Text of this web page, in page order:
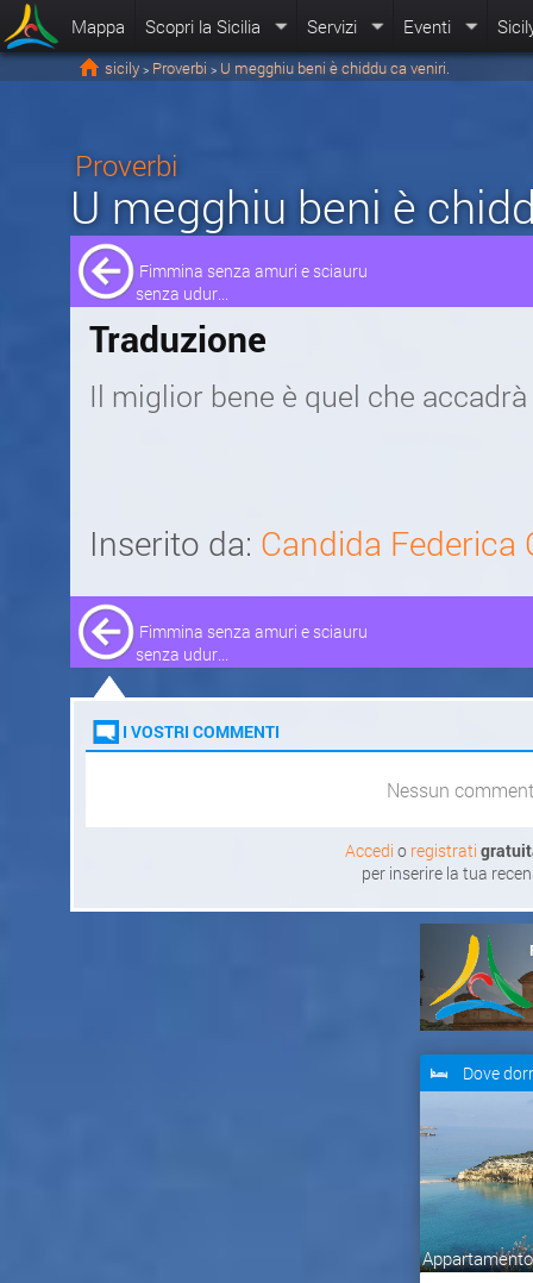
Mappa Scopri la Sicilia Servizi Eventi
sicily > Proverbi > U megghiu beni è chiddu ca veniri.
Proverbi
U megghiu beni è
Fimmina senza amuri e sciauru
senza udur...
Traduzione
Il miglior bene è quel che
Inserito da: Candida Federica
Fimmina senza amuri e sciauru
senza udur...
I VOSTRI COMMENTI
Nessun
Accedi o registrati
per inserire la tua
Dove